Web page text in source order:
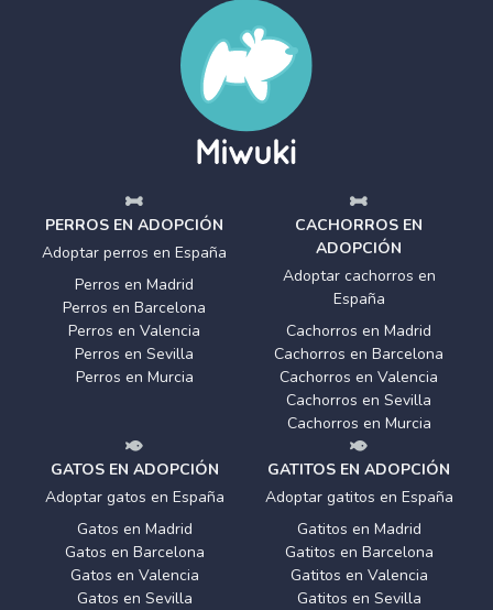
PERROS EN ADOPCIÓN
Adoptar perros en España
Perros en Madrid
Perros en Barcelona
Perros en Valencia
Perros en Sevilla
Perros en Murcia
CACHORROS EN
ADOPCIÓN
Adoptar cachorros en
España
Cachorros en Madrid
Cachorros en Barcelona
Cachorros en Valencia
Cachorros en Sevilla
Cachorros en Murcia
GATOS EN ADOPCIÓN
Adoptar gatos en España
Gatos en Madrid
Gatos en Barcelona
Gatos en Valencia
Gatos en Sevilla
GATITOS EN ADOPCIÓN
Adoptar gatitos en España
Gatitos en Madrid
Gatitos en Barcelona
Gatitos en Valencia
Gatitos en Sevilla